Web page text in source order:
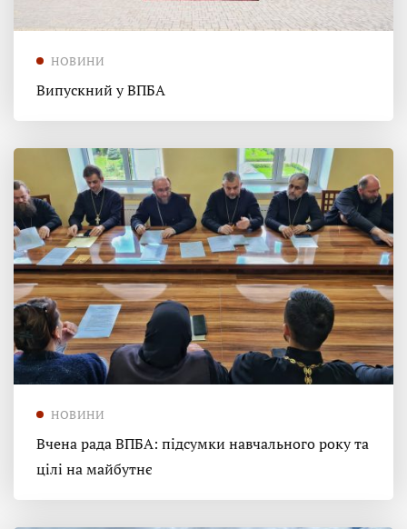
НОВИНИ
Випускний у ВПБА
НОВИНИ
Вчена рада ВПБА: підсумки навчального року та
цілі на майбутнє